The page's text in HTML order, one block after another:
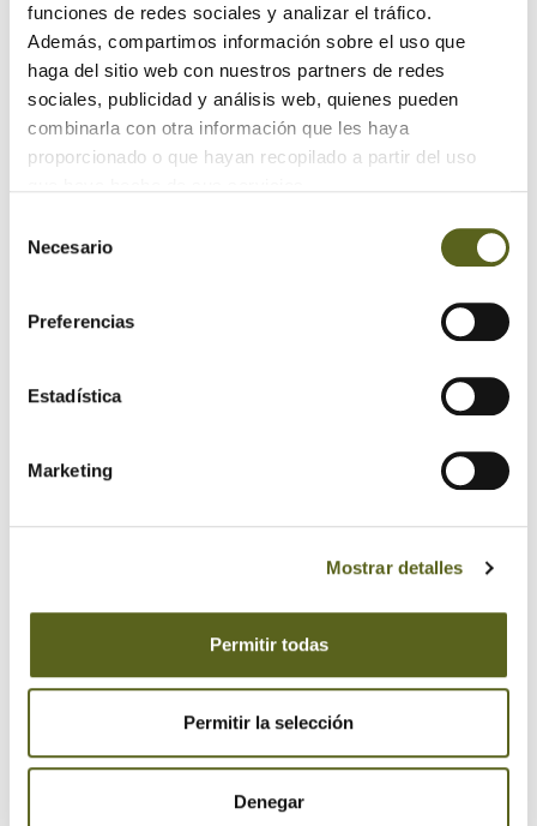
funciones de redes sociales y analizar el tráfico.
Además, compartimos información sobre el uso que
haga del sitio web con nuestros partners de redes
sociales, publicidad y análisis web, quienes pueden
combinarla con otra información que les haya
proporcionado o que hayan recopilado a partir del uso
Necesario
Preferencias
Estadística
Marketing
Mostrar detalles
Permitir todas
Permitir la selección
Denegar
Si ya tienes claro que la madera dominará
tu espacio
ponerte en contacto con nosotros en el teléfono 982 284
455 o en el mail correo@mbesteiro.com. ¡Estaremos
"empresa que trabaja con madera"
"Maderas Besteiro" Besteiro deco